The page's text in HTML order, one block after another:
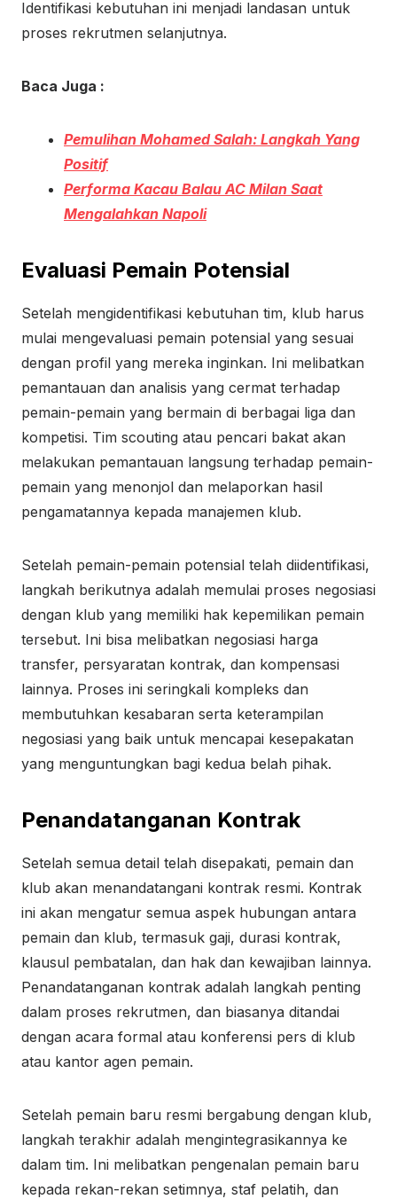
Identifikasi kebutuhan ini menjadi landasan untuk
proses rekrutmen selanjutnya.
Baca Juga :
Pemulihan Mohamed Salah: Langkah Yang
Positif
Performa Kacau Balau AC Milan Saat
Mengalahkan Napoli
Evaluasi Pemain Potensial
Setelah mengidentifikasi kebutuhan tim, klub harus
mulai mengevaluasi pemain potensial yang sesuai
dengan profil yang mereka inginkan. Ini melibatkan
pemantauan dan analisis yang cermat terhadap
pemain-pemain yang bermain di berbagai liga dan
kompetisi. Tim scouting atau pencari bakat akan
melakukan pemantauan langsung terhadap pemain-
pemain yang menonjol dan melaporkan hasil
pengamatannya kepada manajemen klub.
Setelah pemain-pemain potensial telah diidentifikasi,
langkah berikutnya adalah memulai proses negosiasi
dengan klub yang memiliki hak kepemilikan pemain
tersebut. Ini bisa melibatkan negosiasi harga
transfer, persyaratan kontrak, dan kompensasi
lainnya. Proses ini seringkali kompleks dan
membutuhkan kesabaran serta keterampilan
negosiasi yang baik untuk mencapai kesepakatan
yang menguntungkan bagi kedua belah pihak.
Penandatanganan Kontrak
Setelah semua detail telah disepakati, pemain dan
klub akan menandatangani kontrak resmi. Kontrak
ini akan mengatur semua aspek hubungan antara
pemain dan klub, termasuk gaji, durasi kontrak,
klausul pembatalan, dan hak dan kewajiban lainnya.
Penandatanganan kontrak adalah langkah penting
dalam proses rekrutmen, dan biasanya ditandai
dengan acara formal atau konferensi pers di klub
atau kantor agen pemain.
Setelah pemain baru resmi bergabung dengan klub,
langkah terakhir adalah mengintegrasikannya ke
dalam tim. Ini melibatkan pengenalan pemain baru
kepada rekan-rekan setimnya, staf pelatih, dan